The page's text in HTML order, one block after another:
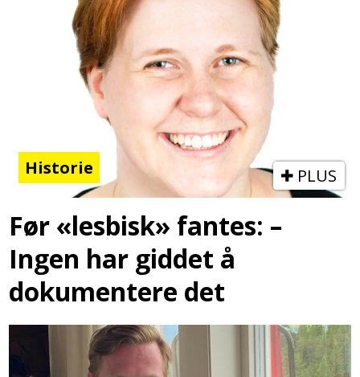
Historie PLUS
Før «lesbisk» fantes: –
Ingen har giddet å
dokumentere det